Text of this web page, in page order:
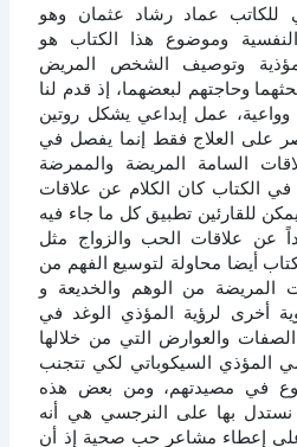
للكاتب عماد رشاد عثمان وهو
وموضوع هذا الكتاب هو
وتوصيف الشخص المريض
وحاجتهم لبعضهما، إذ قدم لنا
وواعية، عمل إبداعي يشكل روتين
على العلاج فقط إنما يفصل في
السامة المريضة والممرضة
في الكتاب كان الكلام عن علاقات
للقارئين تطبيق كل ما جاء فيه
عن علاقات الحب والزواج مثل
أيضا محاولة لتوسيع الفهم من
المريضة من الوهم والخديعة و
أخرى لرؤية المؤذي الوغد في
والعوارض التي من خلالها
المؤذي السيكوباتي لكي تتجنب
في مصيدتهم، ومن بعض هذه
نستدل بها على النرجسي هي أنه
إعطاء مشاعر حب صحية إذ أن